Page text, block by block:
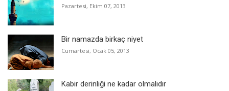
Pazartesi, Ekim 07, 2013
Bir namazda birkaç niyet
Cumartesi, Ocak 05, 2013
Kabir derinliği ne kadar olmalıdır